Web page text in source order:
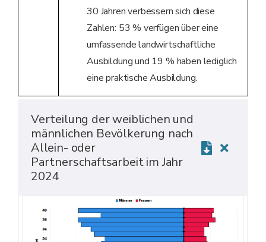
30 Jahren verbessern sich diese
Zahlen: 53 % verfügen über eine
umfassende landwirtschaftliche
Ausbildung und 19 % haben lediglich
eine praktische Ausbildung.
Verteilung der weiblichen und
männlichen Bevölkerung nach
Allein- oder
Partnerschaftsarbeit im Jahr
2024